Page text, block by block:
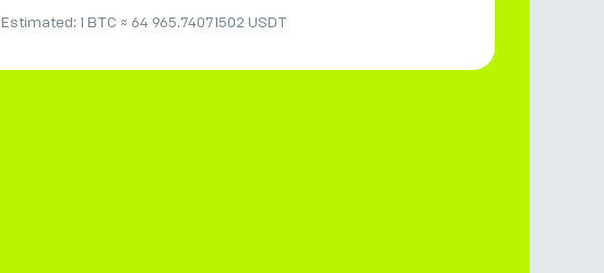
Estimated: 1 BTC ≈ 64 965.74071502 USDT